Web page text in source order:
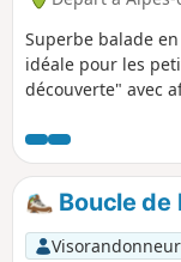
Superbe balade
idéale pour les
découverte" avec
site archéologique
une vue sur le fort
la Blanche ...
Boucle de
Visorandonneur